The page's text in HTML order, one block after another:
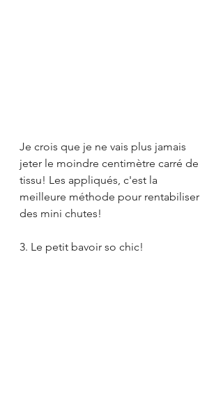
Je crois que je ne vais plus jamais
jeter le moindre centimètre carré de
tissu! Les appliqués, c'est la
meilleure méthode pour rentabiliser
des mini chutes!
3. Le petit bavoir so chic!